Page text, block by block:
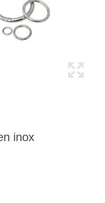
inox